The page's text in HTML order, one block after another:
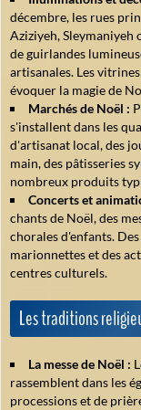
décembre, les rues
Aziziyeh, Sleymaniyeh
de guirlandes
artisanales. Les
évoquer la magie de
Marchés de Noël :
s'installent dans les
d'artisanat local, des
main, des pâtisseries
nombreux produits
Concerts et
chants de Noël, des
chorales d'enfants.
marionnettes et des
centres culturels.
Les traditions
La messe de Noël :
rassemblent dans les
processions et de